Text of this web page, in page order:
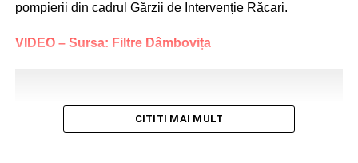
pompierii din cadrul Gărzii de Intervenție Răcari.
VIDEO – Sursa: Filtre Dâmbovița
CITITI MAI MULT